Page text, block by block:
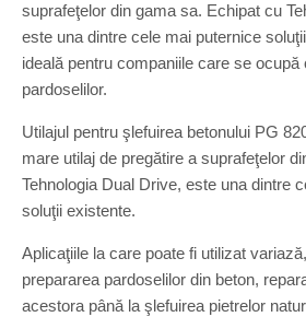
suprafeţelor din gama sa. Echipat cu
este una dintre cele mai puternice
ideală pentru companiile care se ocupă
pardoselilor.
Utilajul pentru şlefuirea betonului PG
mare utilaj de pregătire a suprafeţelor
Tehnologia Dual Drive, este una dintre
soluţii existente.
Aplicaţiile la care poate fi utilizat
prepararea pardoselilor din beton,
acestora până la şlefuirea pietrelor